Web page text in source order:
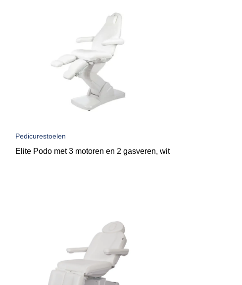
Pedicurestoelen
Elite Podo met 3 motoren en 2 gasveren, wit